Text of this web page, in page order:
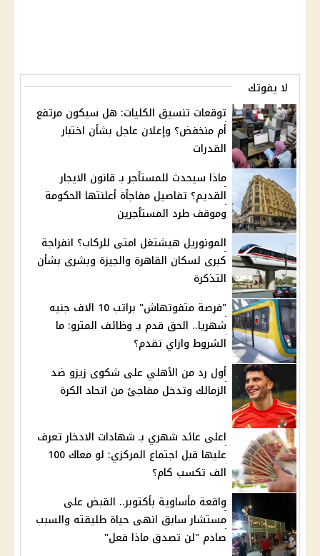
لا يفوتك
توقعات تنسيق الكليات: هل سيكون مرتفع
أم منخفض؟ وإعلان عاجل بشأن اختبار
القدرات
ماذا سيحدث للمستأجر بـ قانون الايجار
القديم؟ تفاصيل مفاجأة أعلنتها الحكومة
وموقف طرد المستأجرين
المونوريل هيشتغل امتى للركاب؟ انفراجة
كبرى لسكان القاهرة والجيزة وبشرى بشأن
التذكرة
"فرصة متفوتهاش" براتب 10 الاف جنيه
شهريا.. الحق قدم بـ وظائف المترو: ما
الشروط وازاي تقدم؟
أول رد من الأهلي على شكوى زيزو ضد
الزمالك وتدخل مفاجئ من اتحاد الكرة
اعلى عائد شهري بـ شهادات الادخار تعرف
عليها قبل اجتماع المركزي: لو معاك 100
الف تكسب كام؟
واقعة مأساوية بأكتوبر.. القبض على
مستشار سابق انهى حياة طليقته والسبب
صادم "لن تصدق ماذا فعل"